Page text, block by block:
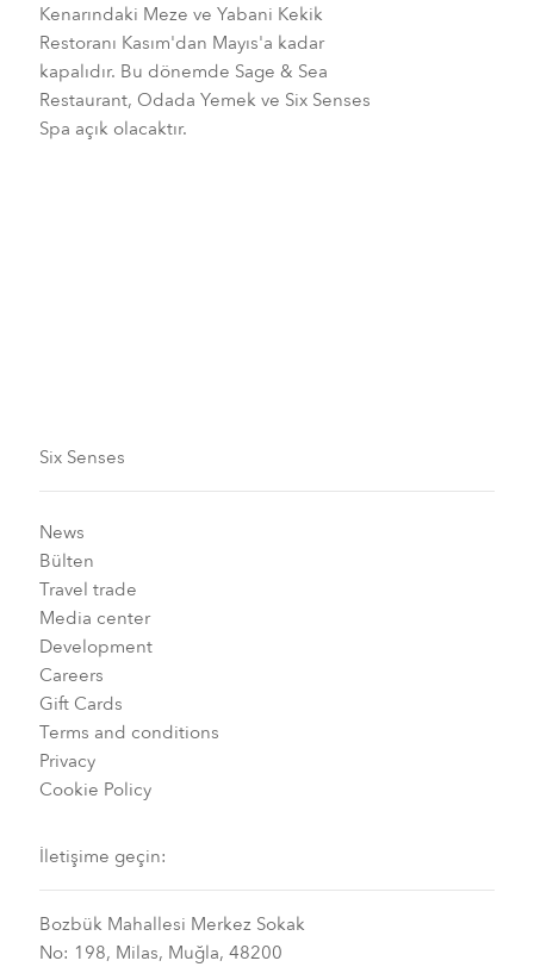
Kenarındaki Meze ve Yabani Kekik
Restoranı Kasım'dan Mayıs'a kadar
kapalıdır. Bu dönemde Sage & Sea
Restaurant, Odada Yemek ve Six Senses
Spa açık olacaktır.
Six Senses
News
Bülten
Travel trade
Media center
Development
Careers
Gift Cards
Terms and conditions
Privacy
Cookie Policy
İletişime geçin:
Bozbük Mahallesi Merkez Sokak
No: 198, Milas, Muğla, 48200